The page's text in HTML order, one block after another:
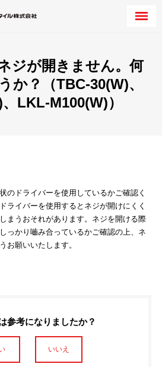
ジが開きません。何
か？（TBC-30(W)、
LKL-M100(W)）
のドライバーを使用しているかご確認く
ライバーを使用するとネジが開けにくく
まうおそれがあります。ネジを開ける際
っかり嚙み合っているかご確認の上、ネ
お願いいたします。
参考になりましたか？
いいえ